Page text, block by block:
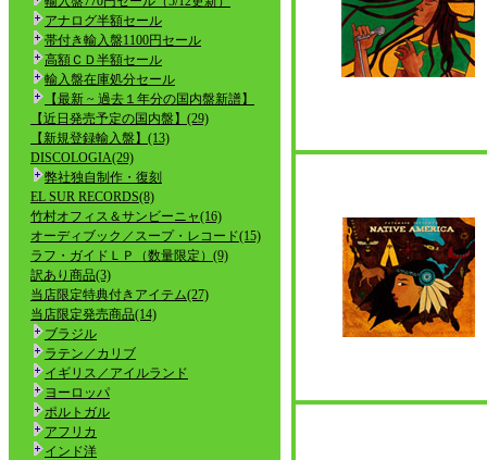
アナログ半額セール
帯付き輸入盤1100円セール
高額ＣＤ半額セール
輸入盤在庫処分セール
【最新 ~ 過去１年分の国内盤新譜】
【近日発売予定の国内盤】(29)
【新規登録輸入盤】(13)
DISCOLOGIA(29)
弊社独自制作・復刻
EL SUR RECORDS(8)
竹村オフィス＆サンビーニャ(16)
オーディブック／スープ・レコード(15)
ラフ・ガイドＬＰ（数量限定）(9)
訳あり商品(3)
当店限定特典付きアイテム(27)
当店限定発売商品(14)
ブラジル
ラテン／カリブ
イギリス／アイルランド
ヨーロッパ
ポルトガル
アフリカ
インド洋